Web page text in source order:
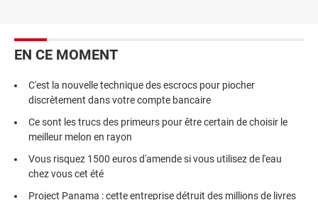
EN CE MOMENT
C'est la nouvelle technique des escrocs pour piocher
discrètement dans votre compte bancaire
Ce sont les trucs des primeurs pour être certain de choisir le
meilleur melon en rayon
Vous risquez 1500 euros d'amende si vous utilisez de l'eau
chez vous cet été
Project Panama : cette entreprise détruit des millions de livres